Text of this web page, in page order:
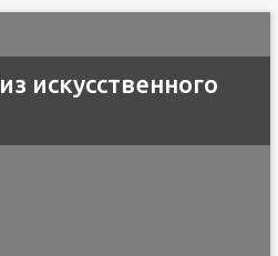
искусственного